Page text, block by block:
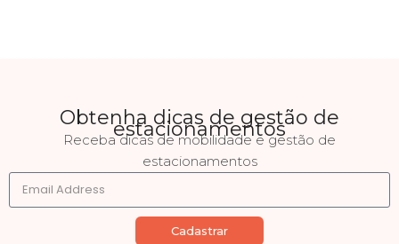
Obtenha dicas de gestão de
estacionamentos
Receba dicas de mobilidade e gestão de
estacionamentos
Cadastrar